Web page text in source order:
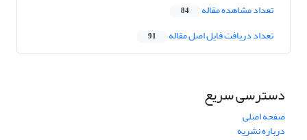
تعداد مشاهده مقاله 84
تعداد دریافت فایل اصل مقاله 91
دسترسی سریع
صفحه اصلی
درباره نشریه